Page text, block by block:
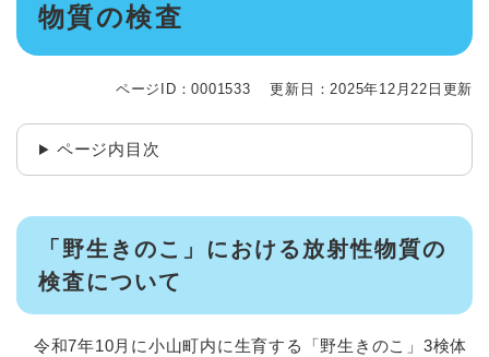
地震による断水は6月28日午後5時に復旧しました
2026年6月28日更新
2026年6月27日更新
重要なお知らせの一覧 重要なお知らせのRSS
文字サイズ
物質の検査
ページID：0001533 更新日：2025年12月22日更新
ページ内目次
「野生きのこ」における放射性物質の
検査について
令和7年10月に小山町内に生育する「野生きのこ」3検体